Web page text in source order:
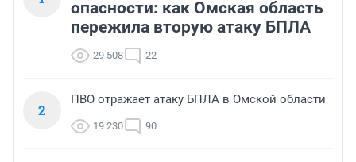
опасности: как Омская область
пережила вторую атаку БПЛА
29 508 22
2
ПВО отражает атаку БПЛА в Омской области
19 230 90